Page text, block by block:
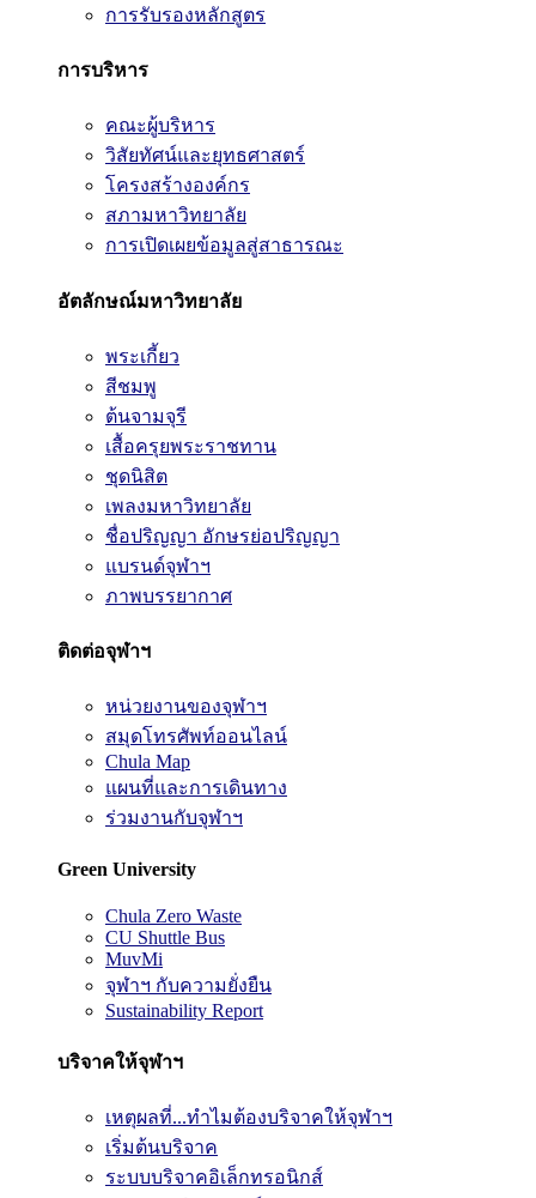
การรับรองหลักสูตร
การบริหาร
คณะผู้บริหาร
วิสัยทัศน์และยุทธศาสตร์
โครงสร้างองค์กร
สภามหาวิทยาลัย
การเปิดเผยข้อมูลสู่สาธารณะ
อัตลักษณ์มหาวิทยาลัย
พระเกี้ยว
สีชมพู
ต้นจามจุรี
เสื้อครุยพระราชทาน
ชุดนิสิต
เพลงมหาวิทยาลัย
ชื่อปริญญา อักษรย่อปริญญา
แบรนด์จุฬาฯ
ภาพบรรยากาศ
ติดต่อจุฬาฯ
หน่วยงานของจุฬาฯ
สมุดโทรศัพท์ออนไลน์
Chula Map
แผนที่และการเดินทาง
ร่วมงานกับจุฬาฯ
Green University
Chula Zero Waste
CU Shuttle Bus
MuvMi
จุฬาฯ กับความยั่งยืน
Sustainability Report
บริจาคให้จุฬาฯ
เหตุผลที่...ทำไมต้องบริจาคให้จุฬาฯ
เริ่มต้นบริจาค
ระบบบริจาคอิเล็กทรอนิกส์